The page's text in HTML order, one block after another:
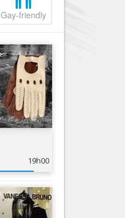
Nice le Vieux Nice
Nice les Collines Niçoises
Nice le petit Marais Niçois
Nice la plaine du Var
Nice le Carré d’Or
Gay-friendly
19h00